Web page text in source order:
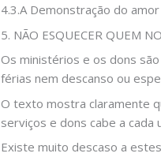
4.3.A Demonstração do
5. NÃO ESQUECER QUEM
Os ministérios e os dons
férias nem descanso ou
O texto mostra claramente
serviços e dons cabe a
Existe muito descaso a